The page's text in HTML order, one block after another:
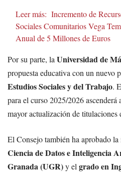
Leer más: Incremento de
Sociales Comunitarios Vega
Anual de 5 Millones de Euros
Por su parte, la Universidad de
propuesta educativa con un nuevo
Estudios Sociales y del Trabajo.
para el curso 2025/2026 ascenderá
mayor actualización de titulaciones
El Consejo también ha aprobado
Ciencia de Datos e Inteligencia
Granada (UGR)y el grado en